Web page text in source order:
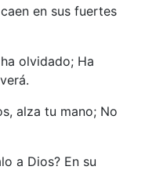
en sus fuertes
olvidado; Ha
alza tu mano; No
a Dios? En su